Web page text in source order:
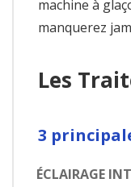
machine à
manquerez
Les
3
ÉCLAIRAGE